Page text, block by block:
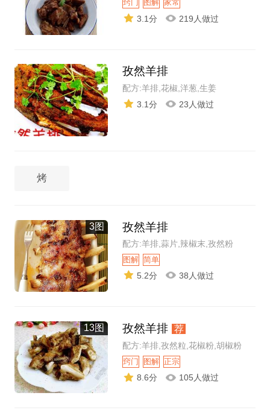
窍门 图解 家常
3.1分 219人做过
孜然羊排
配方:羊排,花椒,洋葱,生姜
3.1分
23人做过
烤
3图 孜然羊排
配方:羊排,蒜片,辣椒末,孜然粉
图解 简单
5.2分 38人做过
13图 孜然羊排 荐
配方:羊排,孜然粒,花椒粉,胡椒粉
窍门 图解 正宗
8.6分 105人做过